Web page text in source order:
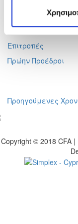
Οργανωτική Δομή
Επιτροπές
Πρώην Προέδροι
Προηγούμενες
Copyright © 2018 CFA |